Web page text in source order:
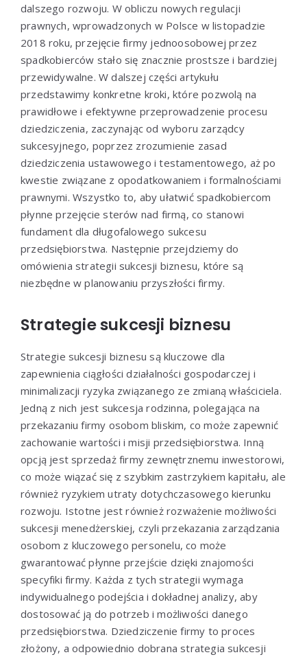
dalszego rozwoju. W obliczu nowych regulacji
prawnych, wprowadzonych w Polsce w listopadzie
2018 roku, przejęcie firmy jednoosobowej przez
spadkobierców stało się znacznie prostsze i bardziej
przewidywalne. W dalszej części artykułu
przedstawimy konkretne kroki, które pozwolą na
prawidłowe i efektywne przeprowadzenie procesu
dziedziczenia, zaczynając od wyboru zarządcy
sukcesyjnego, poprzez zrozumienie zasad
dziedziczenia ustawowego i testamentowego, aż po
kwestie związane z opodatkowaniem i formalnościami
prawnymi. Wszystko to, aby ułatwić spadkobiercom
płynne przejęcie sterów nad firmą, co stanowi
fundament dla długofalowego sukcesu
przedsiębiorstwa. Następnie przejdziemy do
omówienia strategii sukcesji biznesu, które są
niezbędne w planowaniu przyszłości firmy.
Strategie sukcesji biznesu
Strategie sukcesji biznesu są kluczowe dla
zapewnienia ciągłości działalności gospodarczej i
minimalizacji ryzyka związanego ze zmianą właściciela.
Jedną z nich jest sukcesja rodzinna, polegająca na
przekazaniu firmy osobom bliskim, co może zapewnić
zachowanie wartości i misji przedsiębiorstwa. Inną
opcją jest sprzedaż firmy zewnętrznemu inwestorowi,
co może wiązać się z szybkim zastrzykiem kapitału, ale
również ryzykiem utraty dotychczasowego kierunku
rozwoju. Istotne jest również rozważenie możliwości
sukcesji menedżerskiej, czyli przekazania zarządzania
osobom z kluczowego personelu, co może
gwarantować płynne przejście dzięki znajomości
specyfiki firmy. Każda z tych strategii wymaga
indywidualnego podejścia i dokładnej analizy, aby
dostosować ją do potrzeb i możliwości danego
przedsiębiorstwa. Dziedziczenie firmy to proces
złożony, a odpowiednio dobrana strategia sukcesji